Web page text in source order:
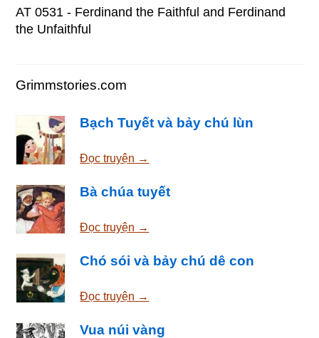
AT 0531 - Ferdinand the Faithful and Ferdinand
the Unfaithful
Grimmstories.com
Bạch Tuyết và bảy chú lùn
Đọc truyện →
Bà chúa tuyết
Đọc truyện →
Chó sói và bảy chú dê con
Đọc truyện →
Vua núi vàng